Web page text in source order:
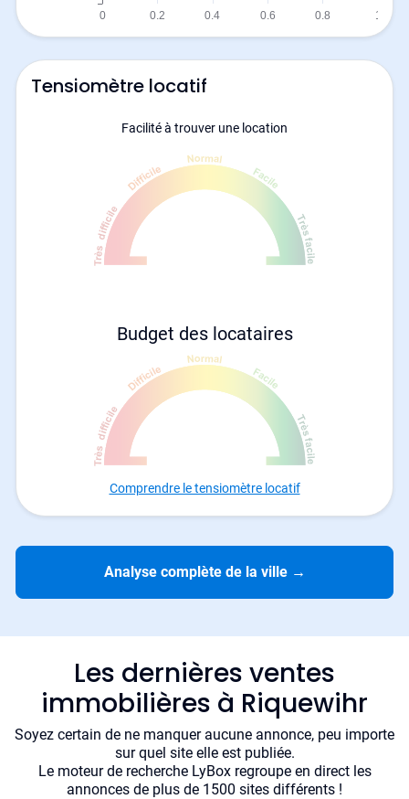
Tensiomètre locatif
Facilité à trouver une location
Budget des locataires
Comprendre le tensiomètre locatif
Analyse complète de la ville →
Les dernières ventes
immobilières à Riquewihr
Soyez certain de ne manquer aucune annonce, peu importe
sur quel site elle est publiée.
Le moteur de recherche LyBox regroupe en direct les
annonces de plus de 1500 sites différents !